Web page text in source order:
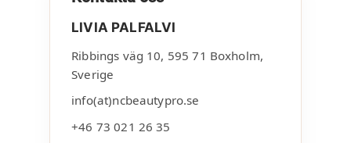
LIVIA PALFALVI
Ribbings väg 10, 595 71 Boxholm,
Sverige
info(at)ncbeautypro.se
+46 73 021 26 35